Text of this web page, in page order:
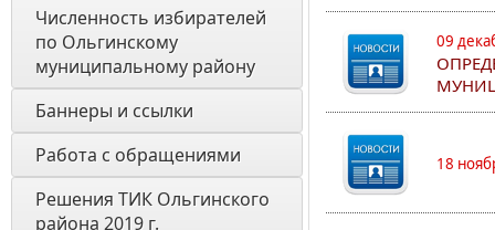
Численность избирателей
по Ольгинскому
муниципальному району
Баннеры и ссылки
Работа с обращениями
Решения ТИК Ольгинского
района 2019 г.
09
18